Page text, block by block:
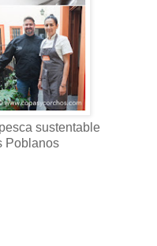
sustentable
Poblanos